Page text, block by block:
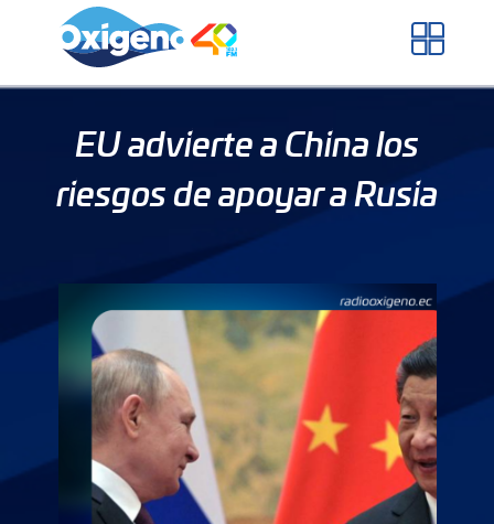
EU advierte a China los
riesgos de apoyar a Rusia